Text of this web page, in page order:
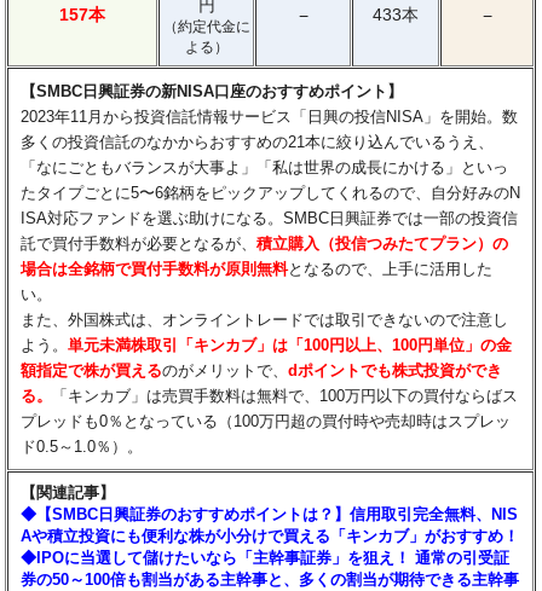
157本
円
（約定代金に
よる）
− 433本 −
【SMBC日興証券の新NISA口座のおすすめポイント】
2023年11月から投資信託情報サービス「日興の投信NISA」を開始。数
多くの投資信託のなかからおすすめの21本に絞り込んでいるうえ、
「なにごともバランスが大事よ」「私は世界の成長にかける」といっ
たタイプごとに5〜6銘柄をピックアップしてくれるので、自分好みのN
ISA対応ファンドを選ぶ助けになる。SMBC日興証券では一部の投資信
託で買付手数料が必要となるが、積立購入（投信つみたてプラン）の
場合は全銘柄で買付手数料が原則無料となるので、上手に活用した
い。
また、外国株式は、オンライントレードでは取引できないので注意し
よう。単元未満株取引「キンカブ」は「100円以上、100円単位」の金
額指定で株が買えるのがメリットで、dポイントでも株式投資ができ
る。
「キンカブ」は売買手数料は無料で、100万円以下の買付ならばス
プレッドも0％となっている（100万円超の買付時や売却時はスプレッ
ド0.5～1.0％）。
【関連記事】
◆【SMBC日興証券のおすすめポイントは？】信用取引完全無料、NIS
Aや積立投資にも便利な株が小分けで買える「キンカブ」がおすすめ！
◆IPOに当選して儲けたいなら「主幹事証券」を狙え！ 通常の引受証
券の50～100倍も割当がある主幹事と、多くの割当が期待できる主幹事